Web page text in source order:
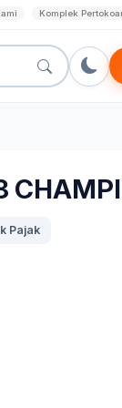
Komplek
Pajak